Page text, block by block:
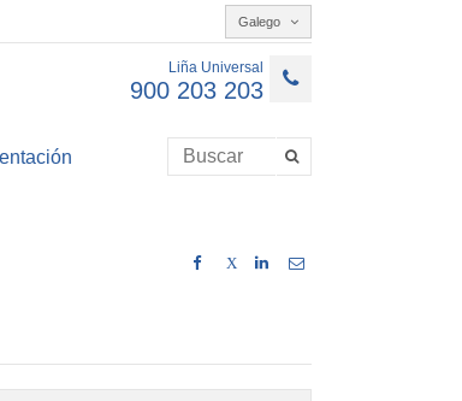
Galego
Liña Universal
900 203 203
X